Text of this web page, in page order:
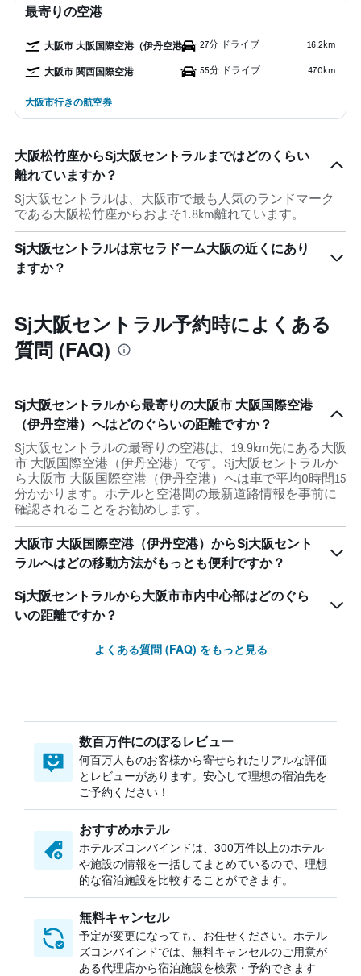
最寄りの空港
大阪市 大阪国際空港（伊丹空港） 27分 ドライブ 16.2km
大阪市 関西国際空港 55分 ドライブ 47.0km
大阪市行きの航空券
大阪松竹座からSj大阪セントラルまではどのくらい
離れていますか？
Sj大阪セントラルは、大阪市で最も人気のランドマーク
である大阪松竹座からおよそ1.8km離れています。
Sj大阪セントラルは京セラドーム大阪の近くにあり
ますか？
Sj大阪セントラル予約時によくある
質問 (FAQ)
Sj大阪セントラルから最寄りの大阪市 大阪国際空港
（伊丹空港）へはどのぐらいの距離ですか？
Sj大阪セントラルの最寄りの空港は、19.9km先にある大阪
市 大阪国際空港（伊丹空港）です。Sj大阪セントラルか
ら大阪市 大阪国際空港（伊丹空港）へは車で平均0時間15
分かかります。ホテルと空港間の最新道路情報を事前に
確認されることをお勧めします。
大阪市 大阪国際空港（伊丹空港）からSj大阪セント
ラルへはどの移動方法がもっとも便利ですか？
Sj大阪セントラルから大阪市市内中心部はどのぐら
いの距離ですか？
よくある質問 (FAQ) をもっと見る
数百万件にのぼるレビュー
何百万人ものお客様から寄せられたリアルな評価
とレビューがあります。安心して理想の宿泊先を
ご予約ください！
おすすめホテル
ホテルズコンバインドは、300万件以上のホテル
や施設の情報を一括してまとめているので、理想
的な宿泊施設を比較することができます。
無料キャンセル
予定が変更になっても、お任せください。ホテル
ズコンバインドでは、無料キャンセルのご用意が
ある代理店から宿泊施設を検索・予約できます